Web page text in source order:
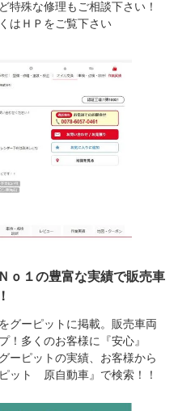
特殊な修理もご相談下さい！
はＨＰをご覧下さい
ｏ１の豊富な実績で販売車
グーピットに掲載。販売車両
！多くのお客様に『安心』
ーピットの実績、お客様から
ット 原自動車』で検索！！